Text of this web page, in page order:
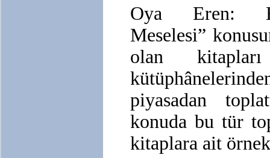
Oya Eren:
Meselesi”
olan
piyasadan
konuda bu tür
kitaplara ait